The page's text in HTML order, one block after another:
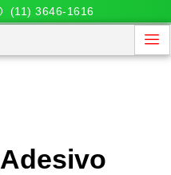
(11) 3646-1616
Adesivo